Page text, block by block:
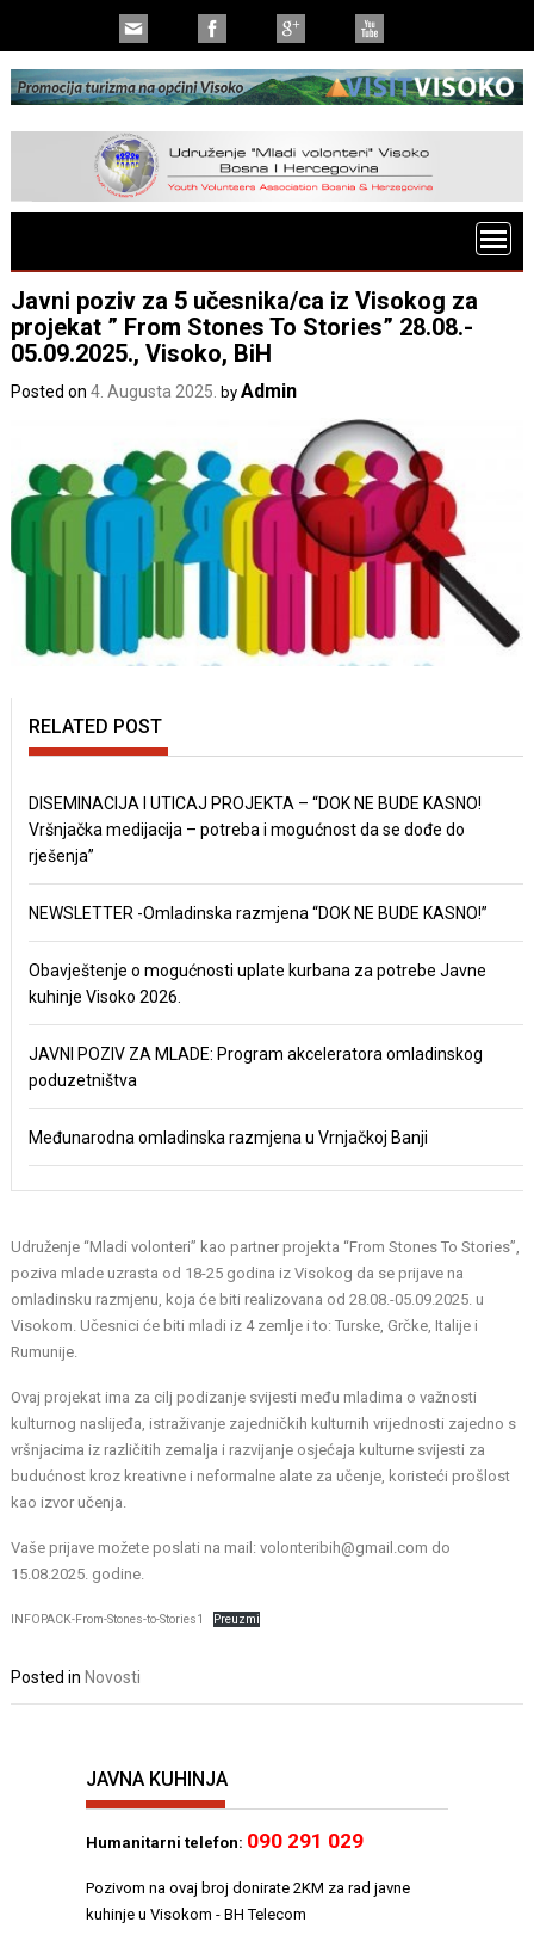
Javni poziv za 5 učesnika/ca iz Visokog za
projekat ” From Stones To Stories” 28.08.-
05.09.2025., Visoko, BiH
Posted on4. Augusta 2025. byAdmin
RELATED POST
DISEMINACIJA I UTICAJ PROJEKTA – “DOK NE BUDE KASNO!
Vršnjačka medijacija – potreba i mogućnost da se dođe do
rješenja”
NEWSLETTER -Omladinska razmjena “DOK NE BUDE KASNO!”
Obavještenje o mogućnosti uplate kurbana za potrebe Javne
kuhinje Visoko 2026.
JAVNI POZIV ZA MLADE: Program akceleratora omladinskog
poduzetništva
Međunarodna omladinska razmjena u Vrnjačkoj Banji
Udruženje “Mladi volonteri” kao partner projekta “From Stones To Stories”,
poziva mlade uzrasta od 18-25 godina iz Visokog da se prijave na
omladinsku razmjenu, koja će biti realizovana od 28.08.-05.09.2025. u
Visokom. Učesnici će biti mladi iz 4 zemlje i to: Turske, Grčke, Italije i
Rumunije.
Ovaj projekat ima za cilj podizanje svijesti među mladima o važnosti
kulturnog naslijeđa, istraživanje zajedničkih kulturnih vrijednosti zajedno s
vršnjacima iz različitih zemalja i razvijanje osjećaja kulturne svijesti za
budućnost kroz kreativne i neformalne alate za učenje, koristeći prošlost
kao izvor učenja.
Vaše prijave možete poslati na mail: volonteribih@gmail.com do
15.08.2025. godine.
INFOPACK-From-Stones-to-Stories1 Preuzmi
Posted inNovosti
JAVNA KUHINJA
Humanitarni telefon: 090 291 029
Pozivom na ovaj broj donirate 2KM za rad javne
kuhinje u Visokom - BH Telecom